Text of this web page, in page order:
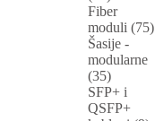
Fiber
moduli (75)
Šasije -
modularne
(35)
SFP+ i
QSFP+